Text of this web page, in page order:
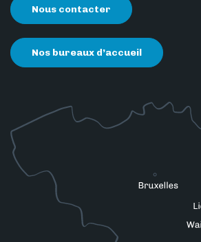
Nous contacter
Nos bureaux d’accueil